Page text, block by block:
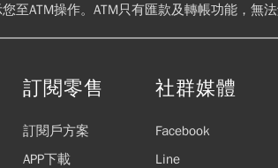
至ATM操作。ATM只有匯款及轉帳功能，
訂閱零售
訂閱戶方案
APP下載
社群媒體
Facebook
Line